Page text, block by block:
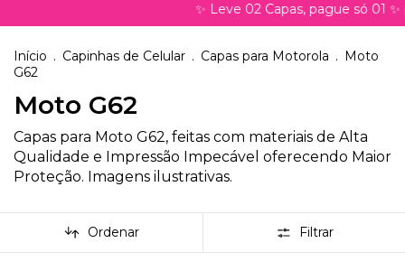
✨ Leve 02 Capas, pague só 01 ✨
Início . Capinhas de Celular . Capas para Motorola . Moto
G62
Moto G62
Capas para Moto G62, feitas com materiais de Alta
Qualidade e Impressão Impecável oferecendo Maior
Proteção. Imagens ilustrativas.
Ordenar Filtrar